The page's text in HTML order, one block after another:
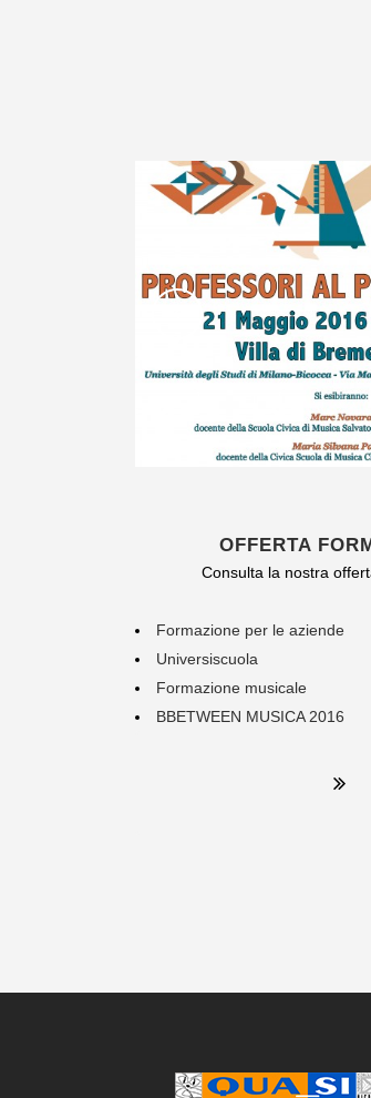
OFFERTA
Consulta la nostra
Formazione per le aziende
Universiscuola
Formazione musicale
BBETWEEN MUSICA 2016